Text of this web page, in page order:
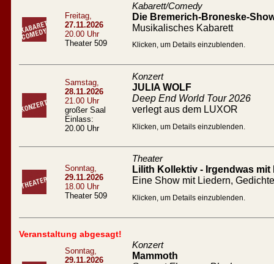
Freitag,
27.11.2026
20.00 Uhr
Theater 509
Kabarett/Comedy
Die Bremerich-Broneske-
Musikalisches Kabarett
Klicken, um Details einzublenden.
Samstag,
28.11.2026
21.00 Uhr
großer Saal
Einlass:
20.00 Uhr
Konzert
JULIA WOLF
Deep End World Tour 2026
verlegt aus dem LUXOR
Klicken, um Details einzublenden.
Sonntag,
29.11.2026
18.00 Uhr
Theater 509
Theater
Lilith Kollektiv - Irgendwas mit
Eine Show mit Liedern,
Klicken, um Details einzublenden.
Veranstaltung abgesagt!
Sonntag,
29.11.2026
Konzert
Mammoth